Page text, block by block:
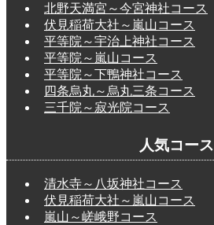
北野天満宮～今宮神社コース
伏見稲荷大社～嵐山コース
平等院～宇治上神社コース
平等院～嵐山コース
平等院～下鴨神社コース
四条烏丸～烏丸三条コース
三千院～寂光院コース
人気コース
清水寺～八坂神社コース
伏見稲荷大社～嵐山コース
嵐山～嵯峨野コース